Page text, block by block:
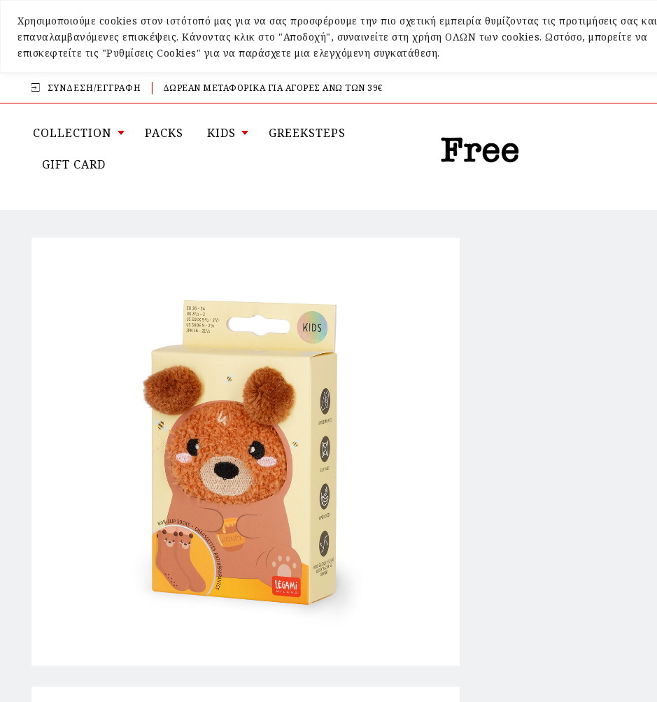
Χρησιμοποιούμε cookies στον ιστότοπό μας για να σας προσφέρουμε την πιο σχετική εμπειρία θυμίζοντας τις προτιμήσεις σας και
επαναλαμβανόμενες επισκέψεις. Κάνοντας κλικ στο "Αποδοχή", συναινείτε στη χρήση ΟΛΩΝ των cookies. Ωστόσο, μπορείτε να
επισκεφτείτε τις "Ρυθμίσεις Cookies" για να παράσχετε μια ελεγχόμενη συγκατάθεση.
ΣΎΝΔΕΣΗ/ΕΓΓΡΑΦΉ ΔΩΡΕΑΝ ΜΕΤΑΦΟΡΙΚΑ ΓΙΑ ΑΓΟΡΕΣ ΑΝΩ ΤΩΝ 39€
COLLECTION PACKS KIDS GREEKSTEPS
GIFT CARD